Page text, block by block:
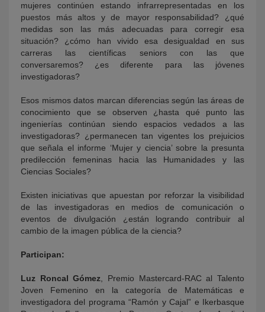
mujeres continúen estando infrarrepresentadas en los
puestos más altos y de mayor responsabilidad? ¿qué
medidas son las más adecuadas para corregir esa
situación? ¿cómo han vivido esa desigualdad en sus
carreras las científicas seniors con las que
conversaremos? ¿es diferente para las jóvenes
investigadoras?
Esos mismos datos marcan diferencias según las áreas de
conocimiento que se observen ¿hasta qué punto las
ingenierías continúan siendo espacios vedados a las
investigadoras? ¿permanecen tan vigentes los prejuicios
que señala el informe ‘Mujer y ciencia’ sobre la presunta
predilección femeninas hacia las Humanidades y las
Ciencias Sociales?
Existen iniciativas que apuestan por reforzar la visibilidad
de las investigadoras en medios de comunicación o
eventos de divulgación ¿están logrando contribuir al
cambio de la imagen pública de la ciencia?
Participan:
Luz Roncal Gómez, Premio Mastercard-RAC al Talento
Joven Femenino en la categoría de Matemáticas e
investigadora del programa “Ramón y Cajal” e Ikerbasque